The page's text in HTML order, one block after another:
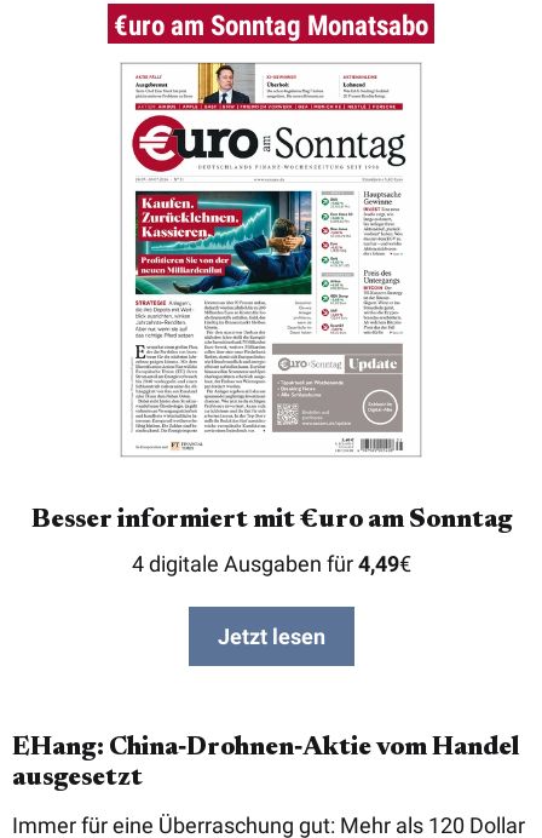
€uro am Sonntag Monatsabo
Besser informiert mit €uro am Sonntag
4 digitale Ausgaben für4,49€
Jetzt lesen
EHang: China‑Drohnen‑Aktie vom Handel
ausgesetzt
Immer für eine Überraschung gut: Mehr als 120 Dollar